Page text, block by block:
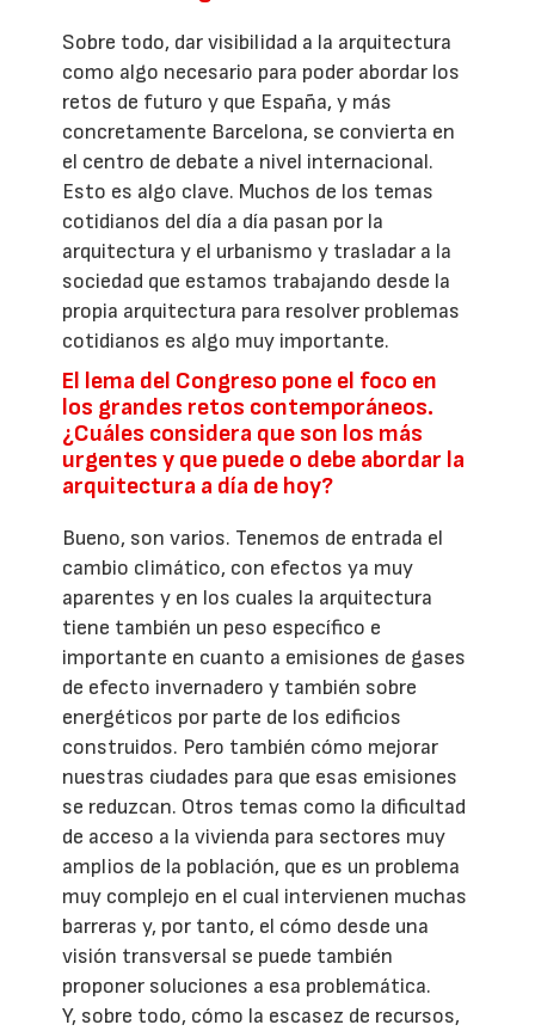
Sobre todo, dar visibilidad a la arquitectura
como algo necesario para poder abordar los
retos de futuro y que España, y más
concretamente Barcelona, se convierta en
el centro de debate a nivel internacional.
Esto es algo clave. Muchos de los temas
cotidianos del día a día pasan por la
arquitectura y el urbanismo y trasladar a la
sociedad que estamos trabajando desde la
propia arquitectura para resolver problemas
cotidianos es algo muy importante.
El lema del Congreso pone el foco en
los grandes retos contemporáneos.
¿Cuáles considera que son los más
urgentes y que puede o debe abordar la
arquitectura a día de hoy?
Bueno, son varios. Tenemos de entrada el
cambio climático, con efectos ya muy
aparentes y en los cuales la arquitectura
tiene también un peso específico e
importante en cuanto a emisiones de gases
de efecto invernadero y también sobre
energéticos por parte de los edificios
construidos. Pero también cómo mejorar
nuestras ciudades para que esas emisiones
se reduzcan. Otros temas como la dificultad
de acceso a la vivienda para sectores muy
amplios de la población, que es un problema
muy complejo en el cual intervienen muchas
barreras y, por tanto, el cómo desde una
visión transversal se puede también
proponer soluciones a esa problemática.
Y, sobre todo, cómo la escasez de recursos,